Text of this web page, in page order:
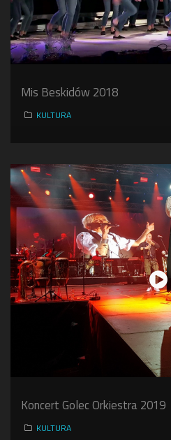
Mis Beskidów 2018
KULTURA
Koncert Golec Orkiestra 2019
KULTURA